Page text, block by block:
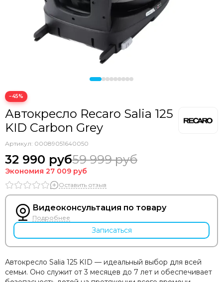
−45%
Автокресло Recaro Salia 125
KID Carbon Grey
Артикул: 00089051640050
32 990 руб59 999 руб
Экономия 27 009 руб
Оставить отзыв
Видеоконсультация по товару
Подробнее
Записаться
Автокресло Salia 125 KID — идеальный выбор для всей
семьи. Оно служит от 3 месяцев до 7 лет и обеспечивает